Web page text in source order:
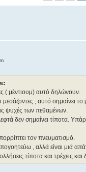
( μέντιουμ) αυτό δηλώνουν.
μεσάζοντες , αυτό σημαίνει
ψυχές των πεθαμένων.
δεν σημαίνει τίποτα.
τον πνευματισμό.
, αλλά είναι μιά
τίποτα και τρέχεις